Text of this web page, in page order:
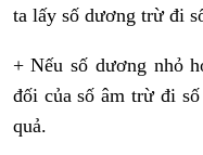
ta lấy số dương trừ đi
+ Nếu số dương nhỏ
đối của số âm trừ đi
quả.